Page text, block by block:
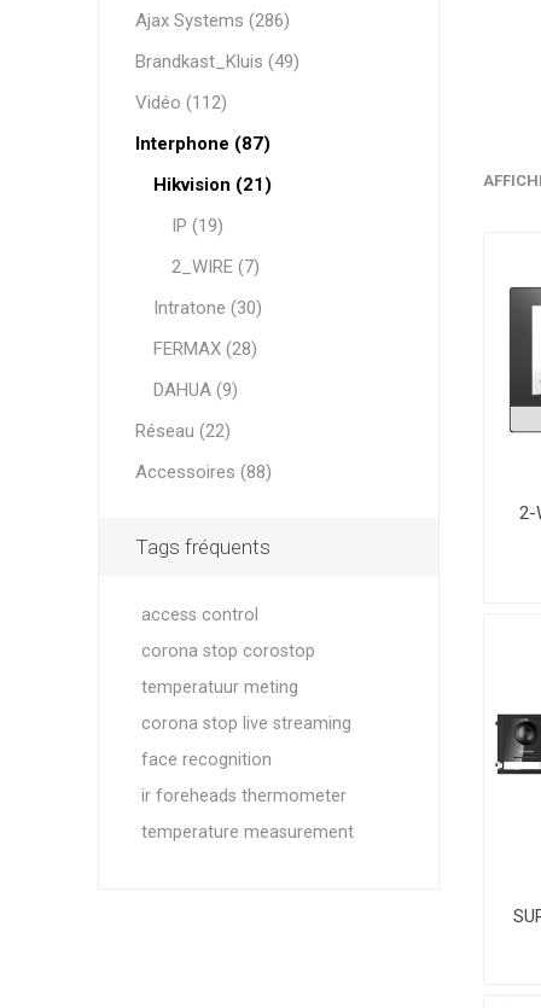
HYUNDAI
2-
Ajax Systems (286)
Brandkast_Kluis (49)
Vidéo (112)
Interphone (87)
Hikvision (21)
IP (19)
2_WIRE (7)
Intratone (30)
FERMAX (28)
DAHUA (9)
Réseau (22)
Accessoires (88)
Tags fréquents
access control
corona stop corostop
temperatuur meting
corona stop live streaming
face recognition
ir foreheads thermometer
temperature measurement